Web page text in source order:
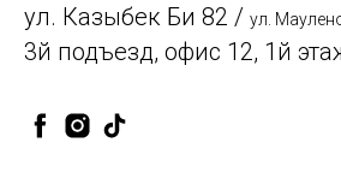
ул. Казыбек Би 82 / ул.
3й подъезд, офис 12, 1й